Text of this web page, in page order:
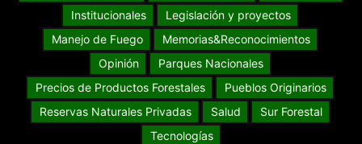
Institucionales
Legislación y proyectos
Manejo de Fuego
Memorias&Reconocimientos
Opinión
Parques Nacionales
Precios de Productos Forestales
Pueblos Originarios
Reservas Naturales Privadas
Salud
Sur Forestal
Tecnologías